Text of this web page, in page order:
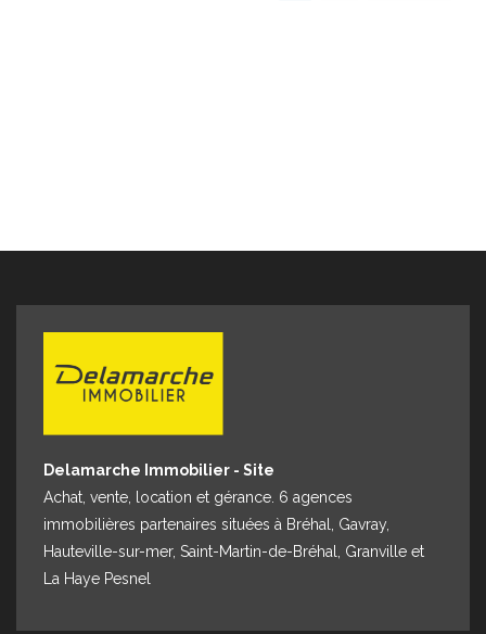
Delamarche Immobilier - Site
Achat, vente, location et gérance. 6 agences
immobilières partenaires situées à Bréhal, Gavray,
Hauteville-sur-mer, Saint-Martin-de-Bréhal, Granville et
La Haye Pesnel